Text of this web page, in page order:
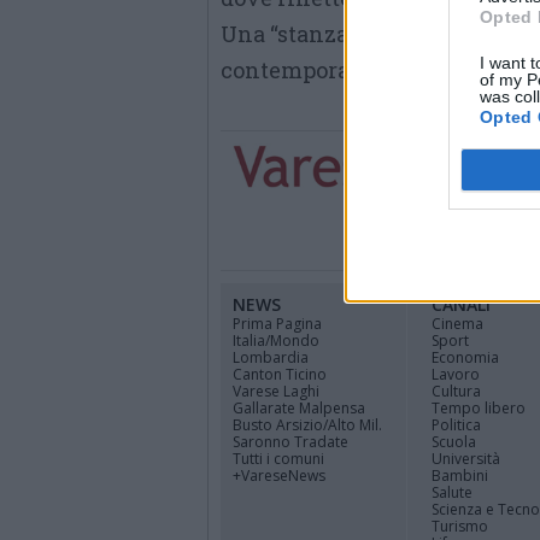
Opted
I want
of my
was
Opted
Una “stanza delle
contemporanea e di scienza.
NEWS
Prima Pagina
Italia/Mondo
Lombardia
Canton Ticino
Varese Laghi
Gallarate Malpensa
Busto Arsizio/Alto Mil.
Saronno Tradate
Tutti i comuni
+VareseNews
CANALI
Cinema
Sport
Economia
Lavoro
Cultura
Tempo libero
Politica
Scuola
Università
Bambini
Salute
Scienza e
Turismo